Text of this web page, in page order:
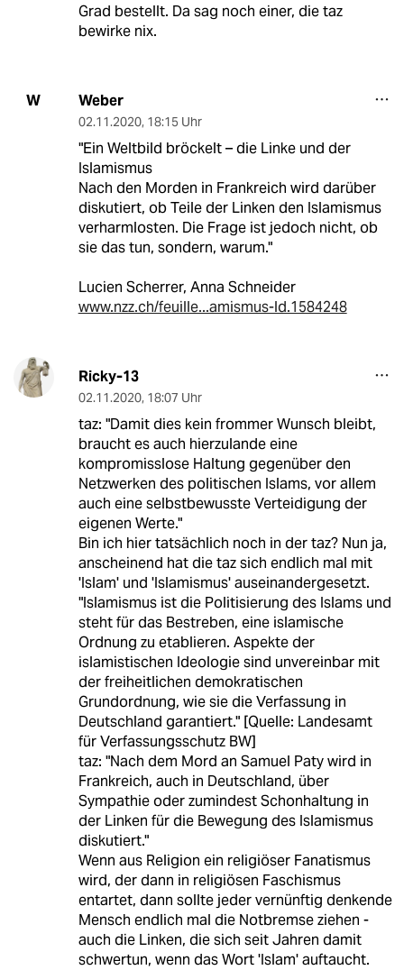
Grad bestellt. Da sag noch einer, die taz
bewirke nix.
W Weber
02.11.2020, 18:15 Uhr
"Ein Weltbild bröckelt – die Linke und der
Islamismus
Nach den Morden in Frankreich wird darüber
diskutiert, ob Teile der Linken den Islamismus
verharmlosten. Die Frage ist jedoch nicht, ob
sie das tun, sondern, warum."
Lucien Scherrer, Anna Schneider
www.nzz.ch/feuille...amismus-ld.1584248
Ricky-13
02.11.2020, 18:07 Uhr
taz: "Damit dies kein frommer Wunsch bleibt,
braucht es auch hierzulande eine
kompromisslose Haltung gegenüber den
Netzwerken des politischen Islams, vor allem
auch eine selbstbewusste Verteidigung der
eigenen Werte."
Bin ich hier tatsächlich noch in der taz? Nun ja,
anscheinend hat die taz sich endlich mal mit
'Islam' und 'Islamismus' auseinandergesetzt.
"Islamismus ist die Politisierung des Islams und
steht für das Bestreben, eine islamische
Ordnung zu etablieren. Aspekte der
islamistischen Ideologie sind unvereinbar mit
der freiheitlichen demokratischen
Grundordnung, wie sie die Verfassung in
Deutschland garantiert." [Quelle: Landesamt
für Verfassungsschutz BW]
taz: "Nach dem Mord an Samuel Paty wird in
Frankreich, auch in Deutschland, über
Sympathie oder zumindest Schonhaltung in
der Linken für die Bewegung des Islamismus
diskutiert."
Wenn aus Religion ein religiöser Fanatismus
wird, der dann in religiösen Faschismus
entartet, dann sollte jeder vernünftig denkende
Mensch endlich mal die Notbremse ziehen -
auch die Linken, die sich seit Jahren damit
schwertun, wenn das Wort 'Islam' auftaucht.